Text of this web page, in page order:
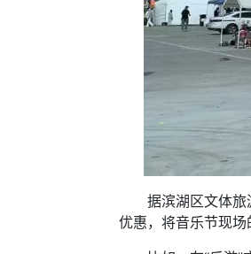
据滨湖区文体旅游
优惠，将音乐节现场